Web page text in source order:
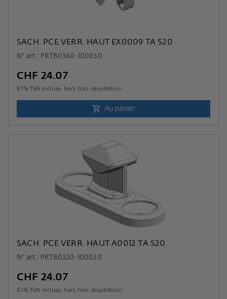
SACH. PCE VERR. HAUT EX0009 TA S20
N° art.: PRTB0360-100030
CHF 24.07
8.1 % TVA incluse, hors frais dexpédition
Au panier
SACH. PCE VERR. HAUT A0012 TA S20
N° art.: PRTB0320-100030
CHF 24.07
8.1 % TVA incluse, hors frais dexpédition